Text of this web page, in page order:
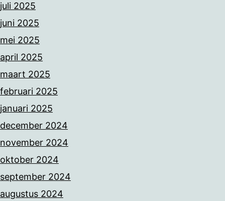
juli 2025
juni 2025
mei 2025
april 2025
maart 2025
februari 2025
januari 2025
december 2024
november 2024
oktober 2024
september 2024
augustus 2024